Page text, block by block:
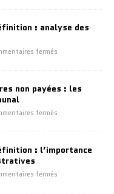
: analyse des
fermés
non payées : les
fermés
: l’importance
fermés